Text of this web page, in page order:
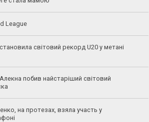
League
світовий рекорд U20 у метані
побив найстаріший світовий
на протезах, взяла участь у